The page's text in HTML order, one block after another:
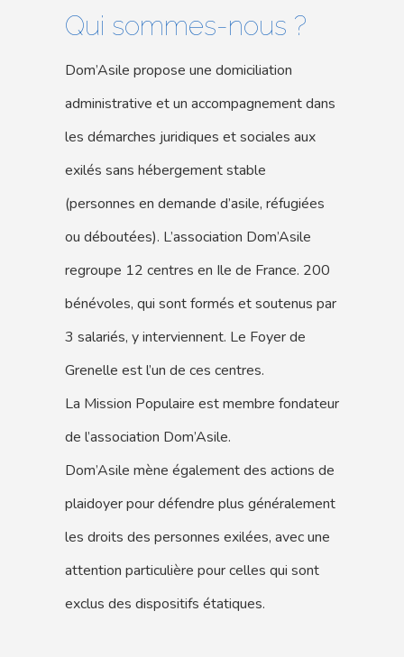
Qui sommes-nous ?
Dom’Asile propose une domiciliation
administrative et un accompagnement dans
les démarches juridiques et sociales aux
exilés sans hébergement stable
(personnes en demande d’asile, réfugiées
ou déboutées). L’association Dom’Asile
regroupe 12 centres en Ile de France. 200
bénévoles, qui sont formés et soutenus par
3 salariés, y interviennent. Le Foyer de
Grenelle est l’un de ces centres.
La Mission Populaire est membre fondateur
de l’association Dom’Asile.
Dom’Asile mène également des actions de
plaidoyer pour défendre plus généralement
les droits des personnes exilées, avec une
attention particulière pour celles qui sont
exclus des dispositifs étatiques.